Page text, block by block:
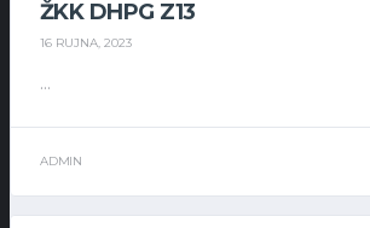
ŽKK DHPG Z13
16 RUJNA, 2023
...
ADMIN